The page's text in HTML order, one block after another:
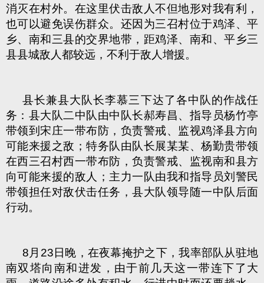
消灭在村外。在这里伏击敌人不但地形对我有利，
也可以避免误伤群众。还因为三召村位于鸡泽、平
乡、南和三县的交界地带，距鸡泽、南和、平乡三
县县城敌人都较远，不利于敌人增援。
县长兼县大队长李慕三下达了各中队的作战任
务：县大队二中队由中队长郝寿昌、指导员杨竹亭
带领到宋庄一带布防，负责警戒、监视鸡泽县方向
可能来援之敌；特务队由队长展某某、杨勤贵带领
在西三召村西一带布防，负责警戒、监视南和县方
向可能来援的敌人；主力一队由我和指导员刘警民
带领担任对敌伏击任务，县大队领导随一中队后面
行动。
8月23日晚，在夜幕掩护之下，我率部队从驻地
南双塔向南和进发，由于前几天这一带连下了大